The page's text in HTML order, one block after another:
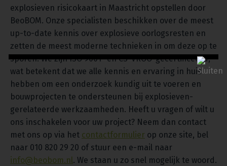
explosieven risicokaart in Maastricht opstellen door
BeoBOM. Onze specialisten beschikken over de meest
up-to-date kennis over explosieve oorlogsresten en
zetten de meest moderne technieken in om deze op te
sporen. We zijn ISO 9001- en CS-VROO-gecertificeerd,
wat betekent dat we alle kennis en ervaring in huis
hebben om een onderzoek kundig uit te voeren en
bouwprojecten te ondersteunen bij explosieven-
gerelateerde werkzaamheden. Heeft u vragen of wilt u
ons inschakelen voor uw project? Neem dan contact
met ons op via het contactformulier op onze site, bel
naar 010 820 29 20 of stuur een e-mail naar
info@beobom.nl. We staan u zo snel mogelijk te woord.